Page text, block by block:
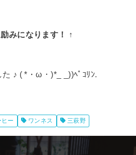
みになります！ ↑
♪ ( *・ω・)*_ _))ﾍﾟｺﾘﾝ.
ヒー ワンネス 三萩野